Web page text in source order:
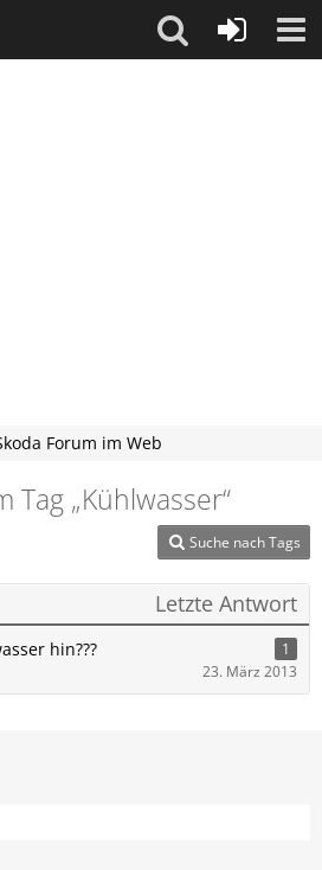
Forum im Web
„Kühlwasser“
Suche nach Tags
Letzte Antwort
hin???
1
23. März 2013